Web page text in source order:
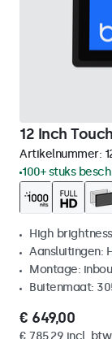
12 Inch
Artikelnummer:
100+ stuks
High
Aansluitingen:
Montage:
Buitenmaat:
€ 649,00
€ 785,29 incl. btw